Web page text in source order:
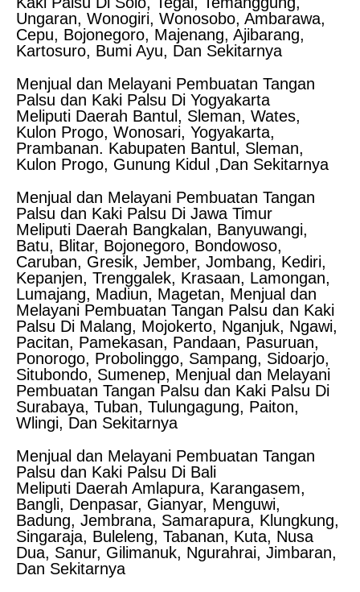
Ungaran, Wonogiri, Wonosobo, Ambarawa,
Cepu, Bojonegoro, Majenang, Ajibarang,
Kartosuro, Bumi Ayu, Dan Sekitarnya
Menjual dan Melayani Pembuatan Tangan
Palsu dan Kaki Palsu Di Yogyakarta
Meliputi Daerah Bantul, Sleman, Wates,
Kulon Progo, Wonosari, Yogyakarta,
Prambanan. Kabupaten Bantul, Sleman,
Kulon Progo, Gunung Kidul ,Dan Sekitarnya
Menjual dan Melayani Pembuatan Tangan
Palsu dan Kaki Palsu Di Jawa Timur
Meliputi Daerah Bangkalan, Banyuwangi,
Batu, Blitar, Bojonegoro, Bondowoso,
Caruban, Gresik, Jember, Jombang, Kediri,
Kepanjen, Trenggalek, Krasaan, Lamongan,
Lumajang, Madiun, Magetan, Menjual dan
Melayani Pembuatan Tangan Palsu dan Kaki
Palsu Di Malang, Mojokerto, Nganjuk, Ngawi,
Pacitan, Pamekasan, Pandaan, Pasuruan,
Ponorogo, Probolinggo, Sampang, Sidoarjo,
Situbondo, Sumenep, Menjual dan Melayani
Pembuatan Tangan Palsu dan Kaki Palsu Di
Surabaya, Tuban, Tulungagung, Paiton,
Wlingi, Dan Sekitarnya
Menjual dan Melayani Pembuatan Tangan
Palsu dan Kaki Palsu Di Bali
Meliputi Daerah Amlapura, Karangasem,
Bangli, Denpasar, Gianyar, Menguwi,
Badung, Jembrana, Samarapura, Klungkung,
Singaraja, Buleleng, Tabanan, Kuta, Nusa
Dua, Sanur, Gilimanuk, Ngurahrai, Jimbaran,
Dan Sekitarnya